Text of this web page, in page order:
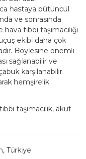
hastaya bütüncül
ve sonrasında
tıbbi taşımacılığı
ekibi daha çok
Böylesine önemli
sağlanabilir ve
karşılanabilir.
hemşirelik
taşımacılık, akut
Türkiye